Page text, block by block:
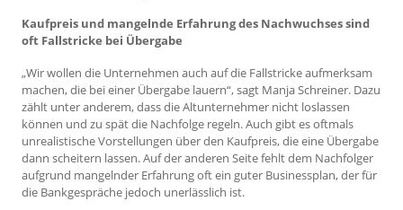
Kaufpreis und mangelnde Erfahrung des Nachwuchses sind
oft Fallstricke bei Übergabe
„Wir wollen die Unternehmen auch auf die Fallstricke aufmerksam
machen, die bei einer Übergabe lauern“, sagt Manja Schreiner. Dazu
zählt unter anderem, dass die Altunternehmer nicht loslassen
können und zu spät die Nachfolge regeln. Auch gibt es oftmals
unrealistische Vorstellungen über den Kaufpreis, die eine Übergabe
dann scheitern lassen. Auf der anderen Seite fehlt dem Nachfolger
aufgrund mangelnder Erfahrung oft ein guter Businessplan, der für
die Bankgespräche jedoch unerlässlich ist.